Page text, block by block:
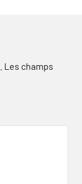
Les champs